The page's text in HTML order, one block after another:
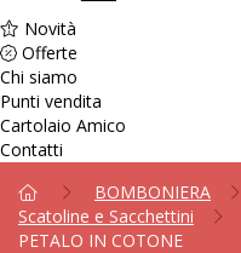
Novità
Offerte
Chi siamo
Punti vendita
Cartolaio Amico
Contatti
BOMBONIERA
Scatoline e Sacchettini
PETALO IN COTONE